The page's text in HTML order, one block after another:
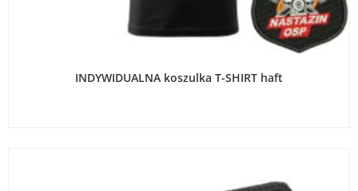
INDYWIDUALNA koszulka T-SHIRT haft